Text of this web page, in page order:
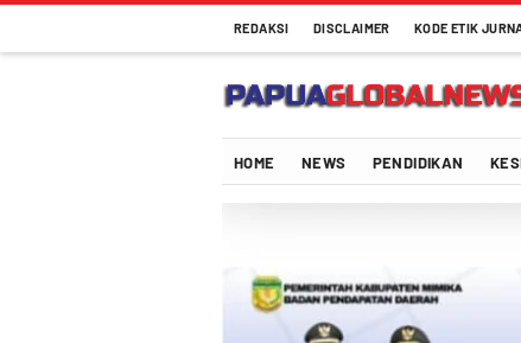
REDAKSI DISCLAIMER KODE ETIK
Papuaglobalnews.com
Menulis Fakta dengan Hati Bening
HOME NEWS PENDIDIKAN